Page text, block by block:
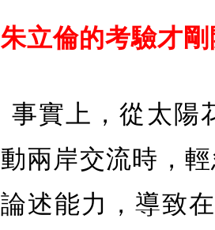
朱立倫的考驗才
事實上，從太陽
動兩岸交流時，
論述能力，導致